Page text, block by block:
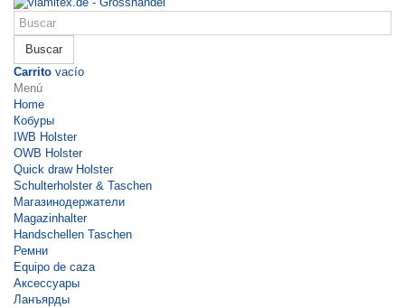
Buscar
Carrito vacío
Menú
Home
Кобуры
IWB Holster
OWB Holster
Quick draw Holster
Schulterholster & Taschen
Магазинодержатели
Magazinhalter
Handschellen Taschen
Ремни
Equipo de caza
Аксессуары
Ланъярды